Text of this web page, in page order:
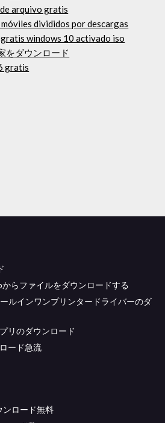
arquivo gratis
divididos por descargas
windows 10 activado iso
をダウンロード
gratis
らファイルをダウンロードする
ルインワンプリンタードライバーのダ
リのダウンロード
ード急流
ンロード無料